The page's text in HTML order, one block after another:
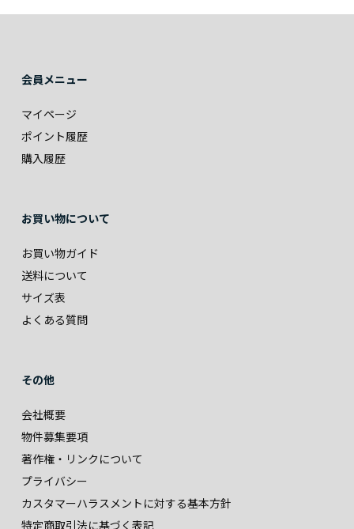
会員メニュー
マイページ
ポイント履歴
購入履歴
お買い物について
お買い物ガイド
送料について
サイズ表
よくある質問
その他
会社概要
物件募集要項
著作権・リンクについて
プライバシー
カスタマーハラスメントに対する基本方針
特定商取引法に基づく表記